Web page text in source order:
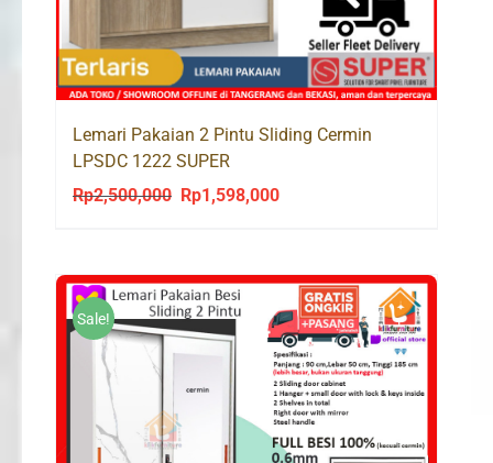
Lemari Pakaian 2 Pintu Sliding Cermin
LPSDC 1222 SUPER
Rp2,500,000
Original
Rp2,500,000.
Rp1,598,000Current
Rp1,598,000.
Sale!